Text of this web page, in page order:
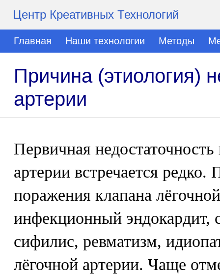
Центр Креативных Технологий
Главная Наши технологии Методы
Причина (этиология)
артерии
Первичная недостаточность
артерии встречается
поражения клапана
инфекционный
сифилис, ревматизм,
лёгочной артерии. Чаще